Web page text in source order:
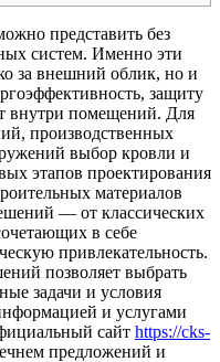
представить без
систем. Именно эти
за внешний облик, но и
защиту
внутри помещений. Для
производственных
выбор кровли и
этапов проектирования
материалов
— от классических
в себе
привлекательность.
позволяет выбрать
задачи и условия
и услугами
сайт https://cks-
предложений и